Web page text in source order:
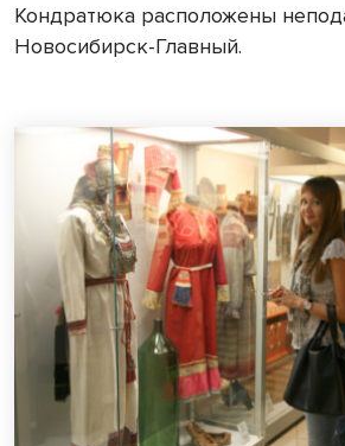
Кондратюка расположены
Новосибирск-Главный.